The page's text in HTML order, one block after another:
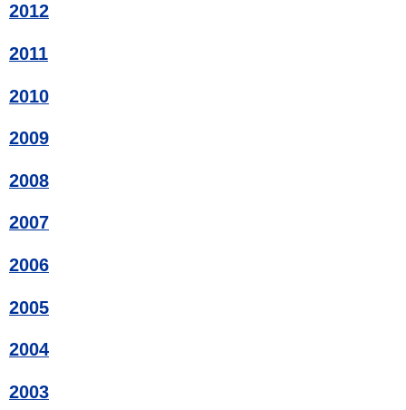
2012
2011
2010
2009
2008
2007
2006
2005
2004
2003